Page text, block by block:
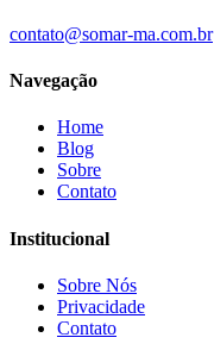
contato@somar-ma.com.br
Navegação
Home
Blog
Sobre
Contato
Institucional
Sobre Nós
Privacidade
Contato